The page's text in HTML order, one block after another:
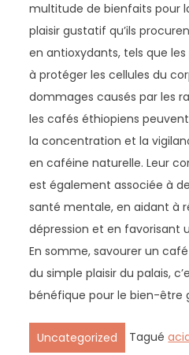
multitude de bienfaits pour
plaisir gustatif qu’ils
en antioxydants, tels que
à protéger les cellules du
dommages causés par les
les cafés éthiopiens
la concentration et la
en caféine naturelle. Leur
est également associée à
santé mentale, en aidant à
dépression et en favorisant
En somme, savourer un
du simple plaisir du palais,
bénéfique pour le bien-être
Uncategorized Tagué